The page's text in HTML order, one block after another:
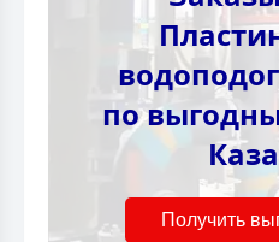
по
Получить